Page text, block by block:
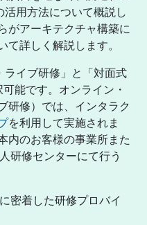
用方法について概説し
がアーキテクチャ構築に
詳しく解説します。
イブ研修」と「対面式
能です。オンライン・
研修）では、インタラク
を利用して実施されま
内のお客様の事業所また
研修センターにて行う
着した研修プロバイ